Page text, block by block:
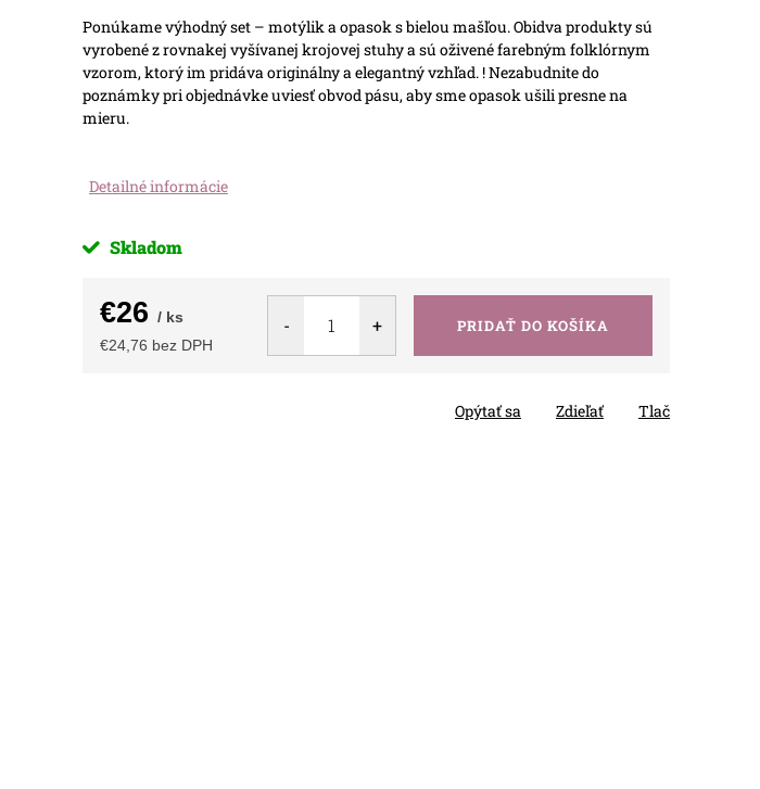
Ponúkame výhodný set – motýlik a opasok s bielou mašľou. Obidva produkty sú
vyrobené z rovnakej vyšívanej krojovej stuhy a sú oživené farebným folklórnym
vzorom, ktorý im pridáva originálny a elegantný vzhľad. ! Nezabudnite do
poznámky pri objednávke uviesť obvod pásu, aby sme opasok ušili presne na
mieru.
Detailné informácie
Skladom
€26 / ks
€24,76 bez DPH
PRIDAŤ DO KOŠÍKA
Tlač
Opýtať sa Zdieľať